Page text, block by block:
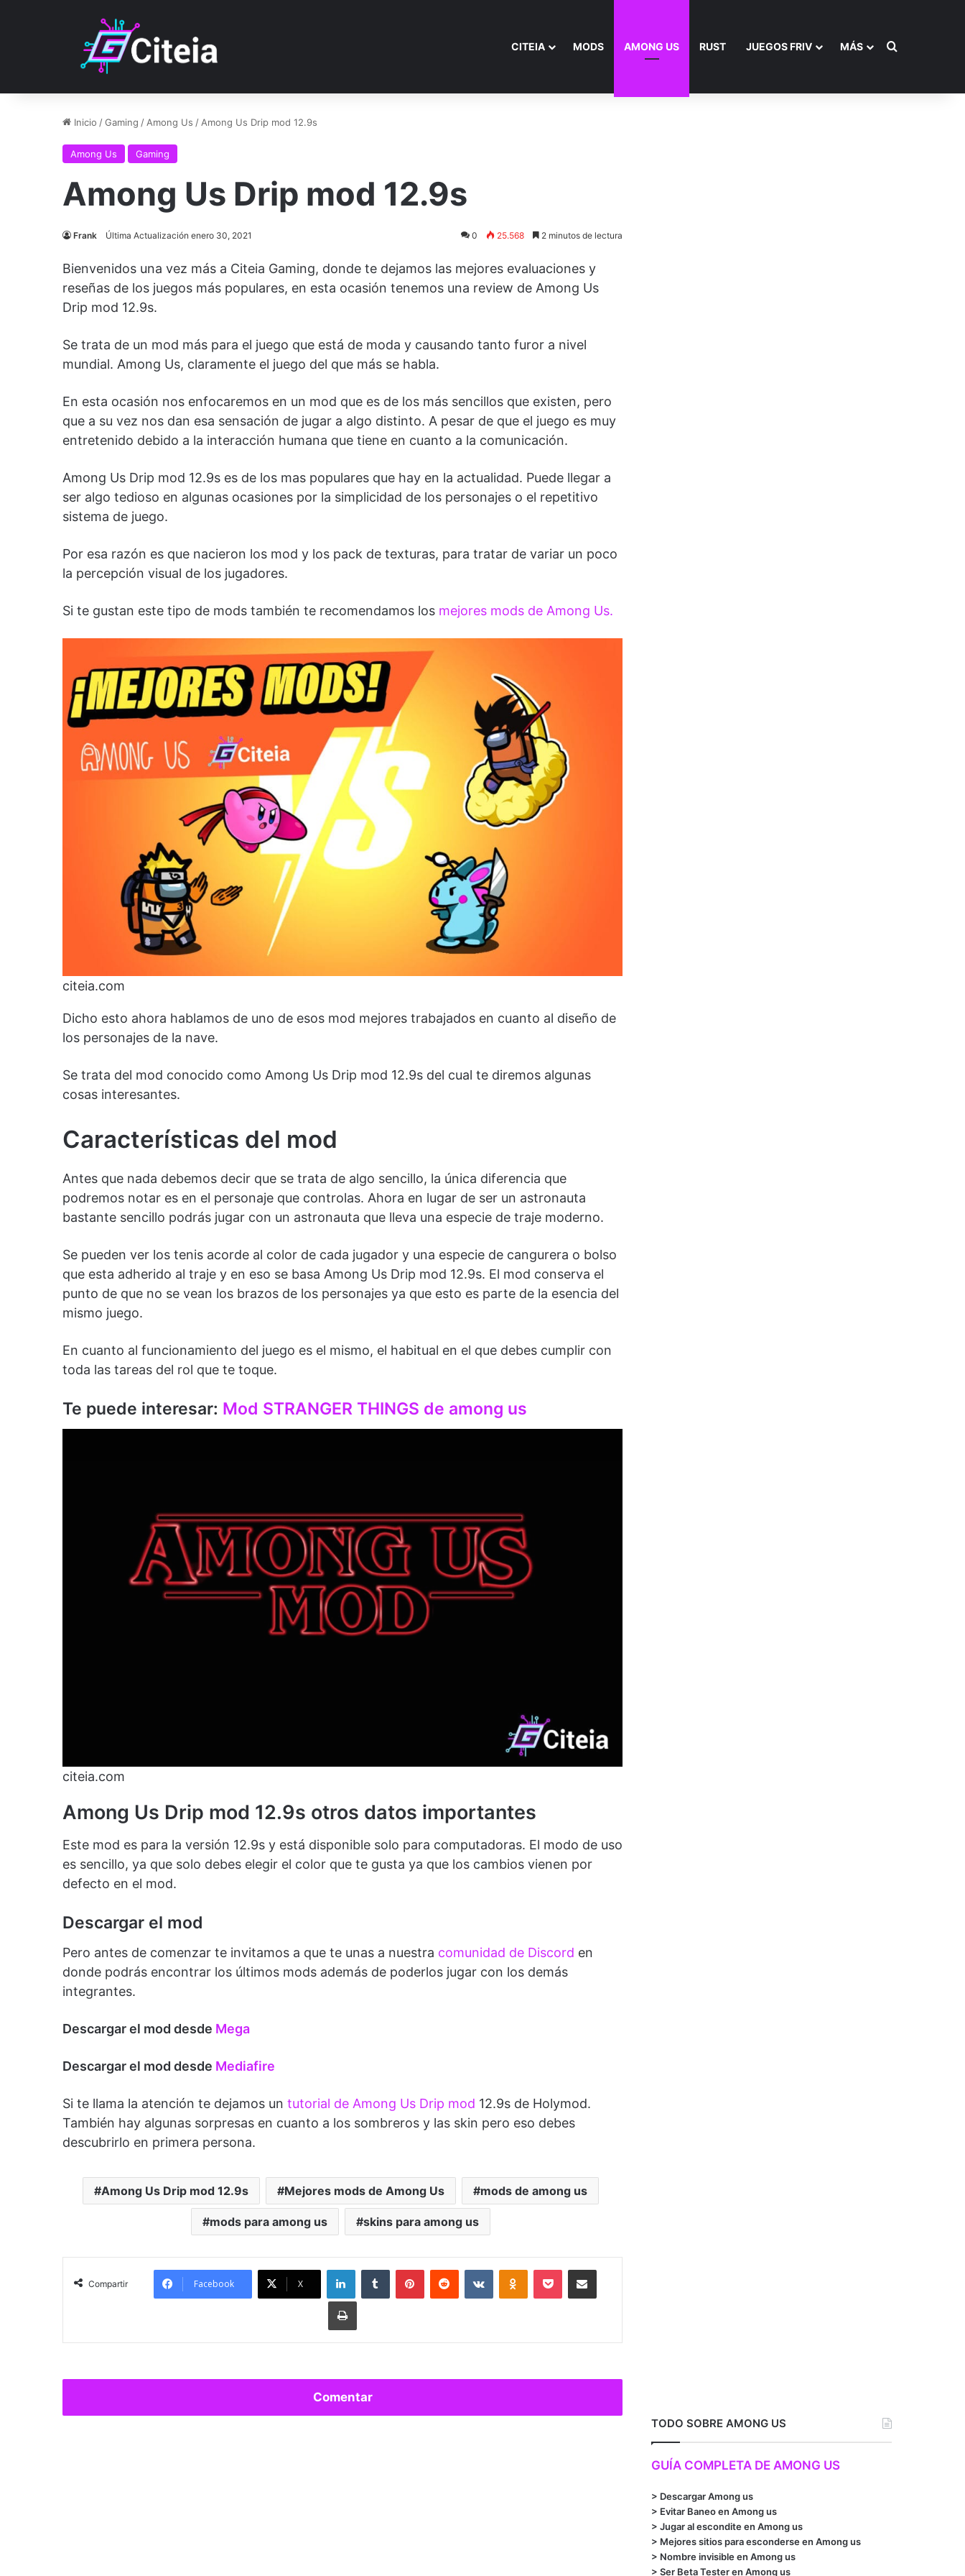
CITEIA MODS AMONG US RUST JUEGOS FRIV MÁS Buscar por
Inicio /Gaming / Among Us / Among Us Drip mod 12.9s
Among Us Gaming
Among Us Drip mod 12.9s
Frank Última Actualización enero 30, 2021 0 25.568 2 minutos de lectura
Bienvenidos una vez más a Citeia Gaming, donde te dejamos las mejores evaluaciones y
reseñas de los juegos más populares, en esta ocasión tenemos una review de Among Us
Drip mod 12.9s.
Se trata de un mod más para el juego que está de moda y causando tanto furor a nivel
mundial. Among Us, claramente el juego del que más se habla.
En esta ocasión nos enfocaremos en un mod que es de los más sencillos que existen, pero
que a su vez nos dan esa sensación de jugar a algo distinto. A pesar de que el juego es muy
entretenido debido a la interacción humana que tiene en cuanto a la comunicación.
Among Us Drip mod 12.9s es de los mas populares que hay en la actualidad. Puede llegar a
ser algo tedioso en algunas ocasiones por la simplicidad de los personajes o el repetitivo
sistema de juego.
Por esa razón es que nacieron los mod y los pack de texturas, para tratar de variar un poco
la percepción visual de los jugadores.
Si te gustan este tipo de mods también te recomendamos los mejores mods de Among Us.
citeia.com
Dicho esto ahora hablamos de uno de esos mod mejores trabajados en cuanto al diseño de
los personajes de la nave.
Se trata del mod conocido como Among Us Drip mod 12.9s del cual te diremos algunas
cosas interesantes.
Características del mod
Antes que nada debemos decir que se trata de algo sencillo, la única diferencia que
podremos notar es en el personaje que controlas. Ahora en lugar de ser un astronauta
bastante sencillo podrás jugar con un astronauta que lleva una especie de traje moderno.
Se pueden ver los tenis acorde al color de cada jugador y una especie de cangurera o bolso
que esta adherido al traje y en eso se basa Among Us Drip mod 12.9s. El mod conserva el
punto de que no se vean los brazos de los personajes ya que esto es parte de la esencia del
mismo juego.
En cuanto al funcionamiento del juego es el mismo, el habitual en el que debes cumplir con
toda las tareas del rol que te toque.
Te puede interesar: Mod STRANGER THINGS de among us
citeia.com
Among Us Drip mod 12.9s otros datos importantes
Este mod es para la versión 12.9s y está disponible solo para computadoras. El modo de uso
es sencillo, ya que solo debes elegir el color que te gusta ya que los cambios vienen por
defecto en el mod.
Descargar el mod
Pero antes de comenzar te invitamos a que te unas a nuestra comunidad de Discord en
donde podrás encontrar los últimos mods además de poderlos jugar con los demás
integrantes.
Descargar el mod desde Mega
Descargar el mod desde Mediafire
Si te llama la atención te dejamos un tutorial de Among Us Drip mod 12.9s de Holymod.
También hay algunas sorpresas en cuanto a los sombreros y las skin pero eso debes
descubrirlo en primera persona.
Among Us Drip mod 12.9s Mejores mods de Among Us mods de among us
mods para among us skins para among us
Compartir Facebook X
LinkedInTumblr PinterestReddit VKontakteOdnoklassniki
Pocket Compartir por correo electrónico
Imprimir
Comentar
TODO SOBRE AMONG US
GUÍA COMPLETA DE AMONG US
> Descargar Among us
> Evitar Baneo en Among us
>Jugar al escondite en Among us
> Mejores sitios para esconderse en Among us
> Nombre invisible en Among us
>Ser Beta Tester en Among us